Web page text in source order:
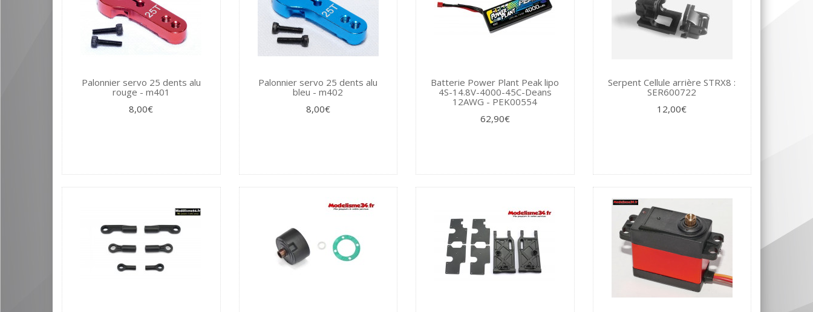
Palonnier servo 25 dents alu
rouge - m401
8,00€
Palonnier servo 25 dents alu
bleu - m402
8,00€
Batterie Power Plant Peak lipo
4S-14.8V-4000-45C-Deans
12AWG - PEK00554
62,90€
Serpent Cellule arrière STRX8 :
SER600722
12,00€